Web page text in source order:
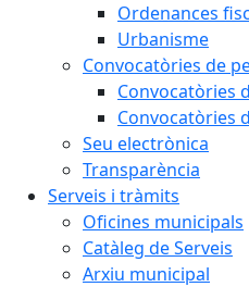
Ordenances
Urbanisme
Convocatòries de
Convocatòries
Convocatòries
Seu electrònica
Transparència
Serveis i tràmits
Oficines municipals
Catàleg de Serveis
Arxiu municipal